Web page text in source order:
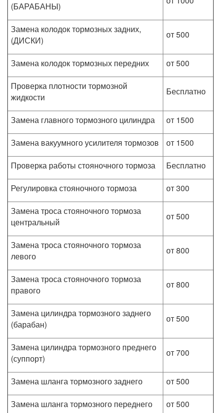
(БАРАБАНЫ)
Замена колодок тормозных задних,
(ДИСКИ)
от 500
Замена колодок тормозных передних
от 500
Проверка плотности тормозной
жидкости
Бесплатно
Замена главного тормозного цилиндра
от 1500
Замена вакуумного усилителя тормозов
от 1500
Проверка работы стояночного тормоза
Бесплатно
Регулировка стояночного тормоза
от 300
Замена троса стояночного тормоза
центральный
от 500
Замена троса стояночного тормоза
левого
от 800
Замена троса стояночного тормоза
правого
от 800
Замена цилиндра тормозного заднего
(барабан)
от 500
Замена цилиндра тормозного преднего
(суппорт)
от 700
Замена шланга тормозного заднего
от 500
Замена шланга тормозного переднего
от 500